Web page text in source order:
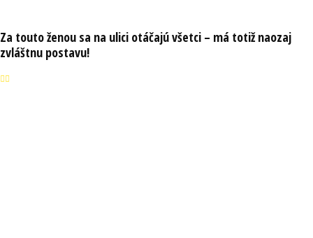
Za touto ženou sa na ulici otáčajú všetci – má totiž naozaj
zvláštnu postavu!